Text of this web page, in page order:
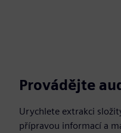
Provádějte
Urychlete extrakci
přípravou informací a